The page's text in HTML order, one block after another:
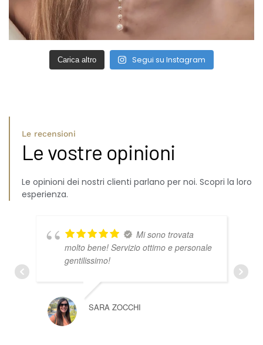
Carica altro Segui su Instagram
Le recensioni
Le vostre opinioni
Le opinioni dei nostri clienti parlano per noi. Scopri la loro
esperienza.
Mi sono trovata
molto bene! Servizio ottimo e personale
gentilissimo!
SARA ZOCCHI